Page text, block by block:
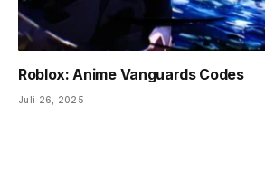
Roblox: Anime Vanguards Codes
Juli 26, 2025